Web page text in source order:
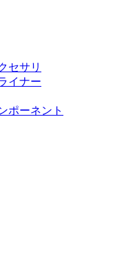
セサリ
イナー
ポーネント